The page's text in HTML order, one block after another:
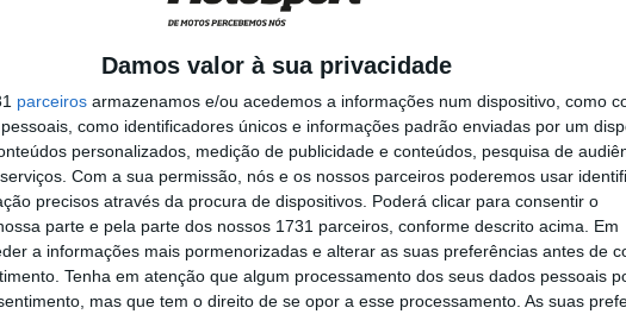
Damos valor à sua privacidade
parceiros armazenamos e/ou acedemos a informações num dispositivo, como
como identificadores únicos e informações padrão enviadas por um
personalizados, medição de publicidade e conteúdos, pesquisa de
Com a sua permissão, nós e os nossos parceiros poderemos usar
precisos através da procura de dispositivos. Poderá clicar para consentir o
parte e pela parte dos nossos 1731 parceiros, conforme descrito acima. Em
a informações mais pormenorizadas e alterar as suas preferências antes de
Tenha em atenção que algum processamento dos seus dados pessoais
mas que tem o direito de se opor a esse processamento. As suas
ficando
“Disse
e não